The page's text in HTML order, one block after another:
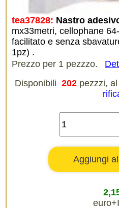
tea37828: Nastro
mx33metri, cellophane
facilitato e senza
1pz) .
Prezzo per 1 pezzzo.
Disponibili 202 pezzzi,